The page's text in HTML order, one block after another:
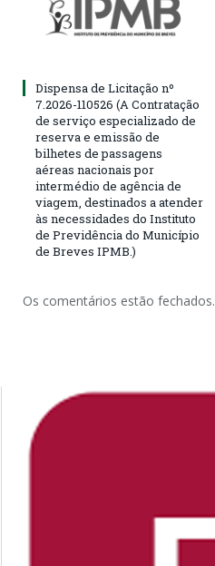
Dispensa de Licitação nº
7.2026-110526 (A Contratação
de serviço especializado de
reserva e emissão de
bilhetes de passagens
aéreas nacionais por
intermédio de agência de
viagem, destinados a atender
às necessidades do Instituto
de Previdência do Município
de Breves IPMB.)
Os comentários estão fechados.